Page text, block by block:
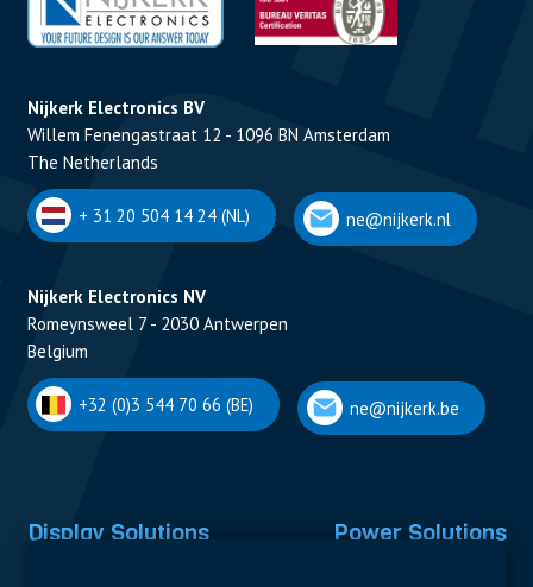
Nijkerk Electronics BV
Willem Fenengastraat 12 - 1096 BN Amsterdam
The Netherlands
+ 31 20 504 14 24 (NL) ne@nijkerk.nl
Nijkerk Electronics NV
Romeynsweel 7 - 2030 Antwerpen
Belgium
+32 (0)3 544 70 66 (BE) ne@nijkerk.be
Display Solutions Power Solutions